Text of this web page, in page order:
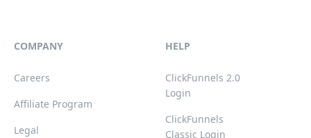
COMPANY
Careers
Affiliate Program
Legal
HELP
ClickFunnels 2.0
Login
ClickFunnels
Classic Login